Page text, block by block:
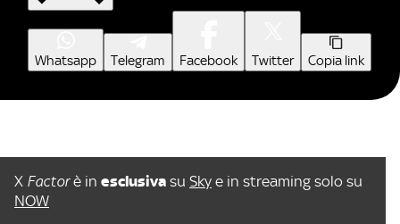
Whatsapp Telegram Facebook Twitter Copia link
X Factorè in esclusiva su Sky e in streaming solo su
NOW